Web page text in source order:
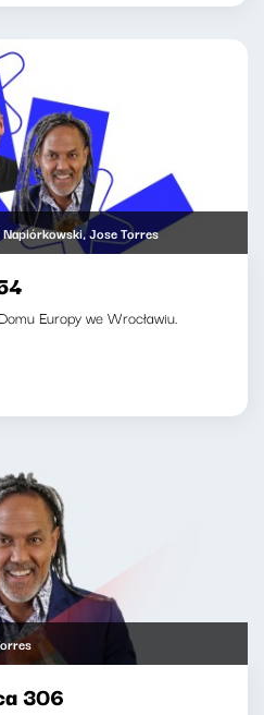
Napiórkowski, Jose Torres
Europy we Wrocławiu.
306